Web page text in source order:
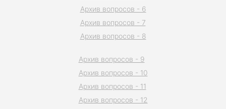
Архив вопросов - 6
Архив вопросов - 7
Архив вопросов - 8
Архив вопросов - 9
Архив вопросов - 10
Архив вопросов - 11
Архив вопросов - 12